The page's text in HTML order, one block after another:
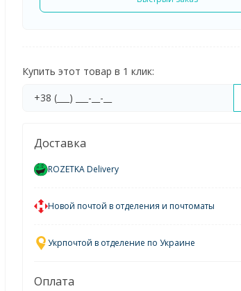
Купить этот товар в 1 клик:
Доставка
ROZETKA Delivery
Новой почтой в отделения и почтоматы
Укрпочтой в отделение по Украине
Оплата